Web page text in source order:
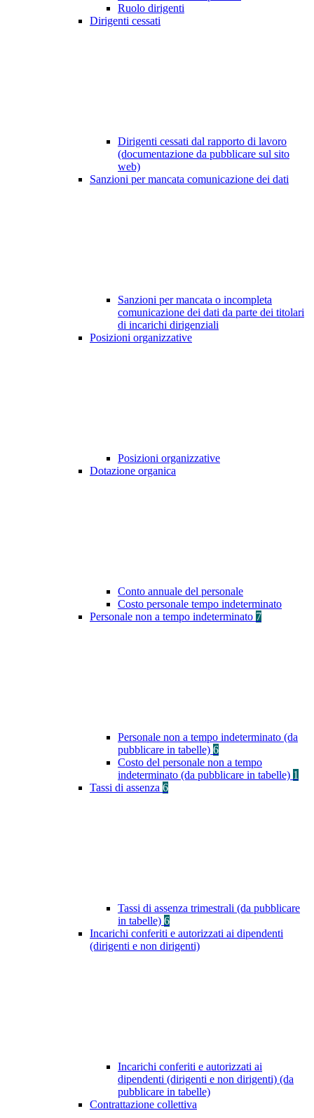
Ruolo dirigenti
Dirigenti cessati
Dirigenti cessati dal rapporto di lavoro
(documentazione da pubblicare sul sito
web)
Sanzioni per mancata comunicazione dei dati
Sanzioni per mancata o incompleta
comunicazione dei dati da parte dei titolari
di incarichi dirigenziali
Posizioni organizzative
Posizioni organizzative
Dotazione organica
Conto annuale del personale
Costo personale tempo indeterminato
Personale non a tempo indeterminato 7
Personale non a tempo indeterminato (da
pubblicare in tabelle) 6
Costo del personale non a tempo
indeterminato (da pubblicare in tabelle) 1
Tassi di assenza 6
Tassi di assenza trimestrali (da pubblicare
in tabelle) 6
Incarichi conferiti e autorizzati ai dipendenti
(dirigenti e non dirigenti)
Incarichi conferiti e autorizzati ai
dipendenti (dirigenti e non dirigenti) (da
pubblicare in tabelle)
Contrattazione collettiva